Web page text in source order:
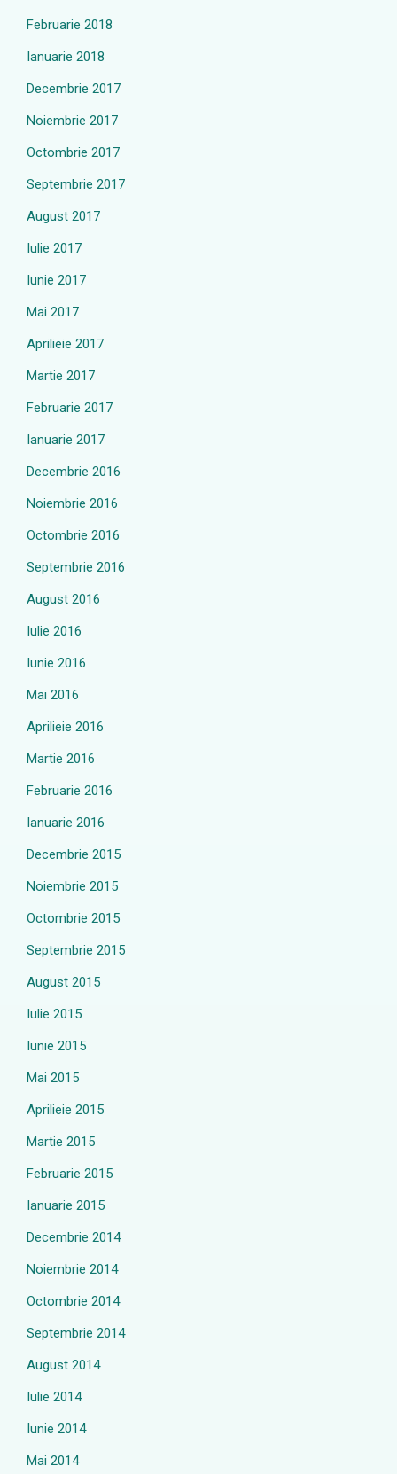
Februarie 2018
Ianuarie 2018
Decembrie 2017
Noiembrie 2017
Octombrie 2017
Septembrie 2017
August 2017
Iulie 2017
Iunie 2017
Mai 2017
Aprilieie 2017
Martie 2017
Februarie 2017
Ianuarie 2017
Decembrie 2016
Noiembrie 2016
Octombrie 2016
Septembrie 2016
August 2016
Iulie 2016
Iunie 2016
Mai 2016
Aprilieie 2016
Martie 2016
Februarie 2016
Ianuarie 2016
Decembrie 2015
Noiembrie 2015
Octombrie 2015
Septembrie 2015
August 2015
Iulie 2015
Iunie 2015
Mai 2015
Aprilieie 2015
Martie 2015
Februarie 2015
Ianuarie 2015
Decembrie 2014
Noiembrie 2014
Octombrie 2014
Septembrie 2014
August 2014
Iulie 2014
Iunie 2014
Mai 2014